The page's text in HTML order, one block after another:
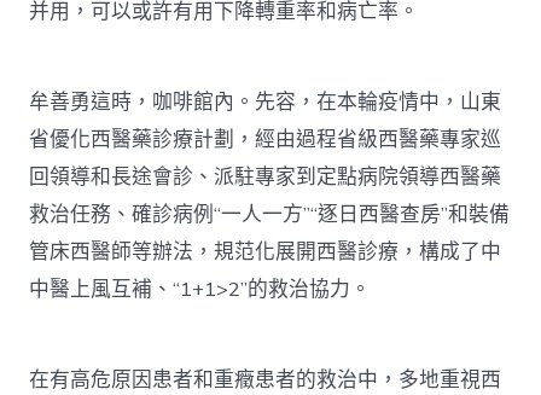
并用，可以或許有用下降轉重率和病亡率。
牟善勇這時，咖啡館內。先容，在本輪疫情中，山東
省優化西醫藥診療計劃，經由過程省級西醫藥專家巡
回領導和長途會診、派駐專家到定點病院領導西醫藥
救治任務、確診病例“一人一方”“逐日西醫查房”和裝備
管床西醫師等辦法，規范化展開西醫診療，構成了中
中醫上風互補、“1+1>2”的救治協力。
在有高危原因患者和重癥患者的救治中，多地重視西